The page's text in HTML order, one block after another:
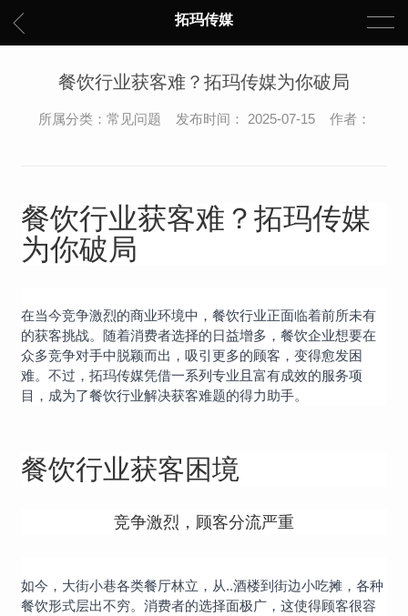
拓玛传媒
餐饮行业获客难？拓玛传媒为你破局
所属分类：常见问题 发布时间： 2025-07-15 作者：
餐饮行业获客难？拓玛传媒
为你破局
在当今竞争激烈的商业环境中，餐饮行业正面临着前所未有
的获客挑战。随着消费者选择的日益增多，餐饮企业想要在
众多竞争对手中脱颖而出，吸引更多的顾客，变得愈发困
难。不过，拓玛传媒凭借一系列专业且富有成效的服务项
目，成为了餐饮行业解决获客难题的得力助手。
餐饮行业获客困境
竞争激烈，顾客分流严重
如今，大街小巷各类餐厅林立，从..酒楼到街边小吃摊，各种
餐饮形式层出不穷。消费者的选择面极广，这使得顾客很容